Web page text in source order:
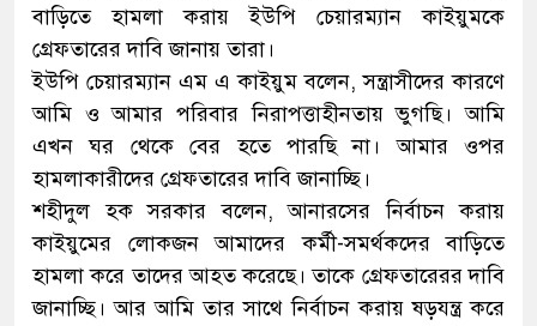
বাড়িতে হামলা করায় ইউপি চেয়ারম্যান কাইয়ুমকে
গ্রেফতারের দাবি জানায় তারা।
ইউপি চেয়ারম্যান এম এ কাইয়ুম বলেন, সন্ত্রাসীদের কারণে
আমি ও আমার পরিবার নিরাপত্তাহীনতায় ভুগছি। আমি
এখন ঘর থেকে বের হতে পারছি না। আমার ওপর
হামলাকারীদের গ্রেফতারের দাবি জানাচ্ছি।
শহীদুল হক সরকার বলেন, আনারসের নির্বাচন করায়
কাইয়ুমের লোকজন আমাদের কর্মী-সমর্থকদের বাড়িতে
হামলা করে তাদের আহত করেছে। তাকে গ্রেফতারেরর দাবি
জানাচ্ছি। আর আমি তার সাথে নির্বাচন করায় ষড়যন্ত্র করে